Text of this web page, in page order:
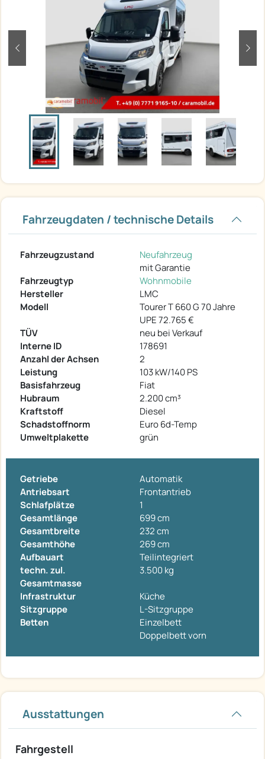
zurück
Fahrzeugdaten / technische Details
Fahrzeugzustand
Neufahrzeug
mit Garantie
Fahrzeugtyp
Wohnmobile
Hersteller
LMC
Modell
Tourer T 660 G 70 Jahre
UPE 72.765 €
TÜV
neu bei Verkauf
Interne ID
178691
Anzahl der Achsen
2
Leistung
103 kW/140 PS
Basisfahrzeug
Fiat
Hubraum
2.200 cm³
Kraftstoff
Diesel
Schadstoffnorm
Euro 6d-Temp
Umweltplakette
grün
Getriebe
Automatik
Antriebsart
Frontantrieb
Schlafplätze
1
Gesamtlänge
699 cm
Gesamtbreite
232 cm
Gesamthöhe
269 cm
Aufbauart
Teilintegriert
techn. zul.
Gesamtmasse
3.500 kg
Infrastruktur
Küche
Sitzgruppe
L-Sitzgruppe
Betten
Einzelbett
Doppelbett vorn
Ausstattungen
Fahrgestell